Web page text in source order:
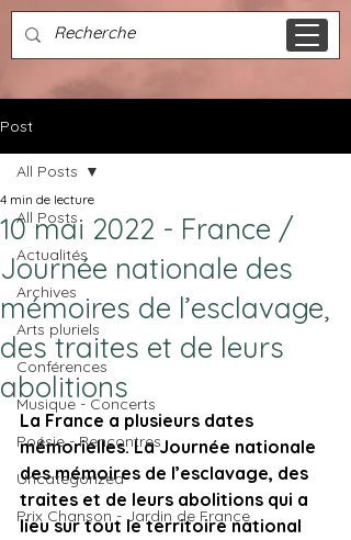
Post
All Posts
Actualités
Archives
Arts pluriels
Conférences
Musique - Concerts
Poésie - Rencontres
Uncategorized
Prix Chanson - Jardin de France
All Posts
10 mai 2022 - France /
Journée nationale des
mémoires de l’esclavage,
des traites et de leurs
abolitions
4 min de lecture
La France a plusieurs dates
mémorielles. La Journée nationale
des mémoires de l’esclavage, des
traites et de leurs abolitions qui a
lieu sur tout le territoire national